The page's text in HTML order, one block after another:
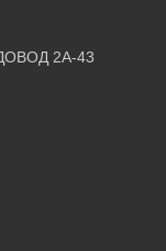
2А-43